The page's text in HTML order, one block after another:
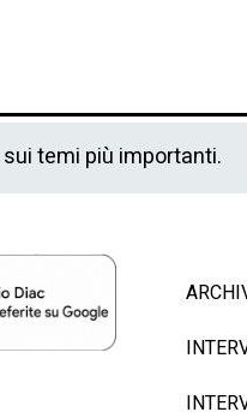
temi più importanti.